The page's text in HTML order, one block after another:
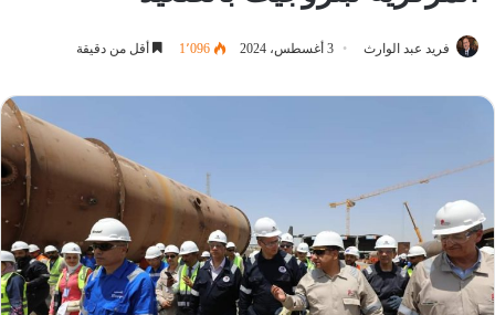
فريد عبد الوارث 3 أغسطس، 2024 1٬096 أقل من دقيقة